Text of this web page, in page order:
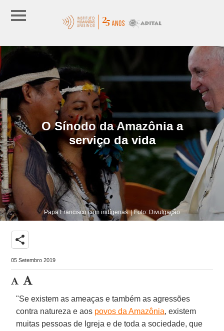
O Sínodo da Amazônia a
serviço da vida
Papa Francisco com indígenas. | Foto: Divulgação
share
05 Setembro 2019
"Se existem as ameaças e também as agressões
contra natureza e aos povos da Amazônia, existem
muitas pessoas de Igreja e de toda a sociedade, que